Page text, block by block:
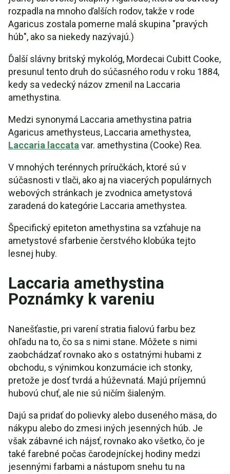
rozpadla na mnoho ďalších rodov, takže v rode
Agaricus zostala pomerne malá skupina "pravých
húb", ako sa niekedy nazývajú.)
Ďalší slávny britský mykológ, Mordecai Cubitt Cooke,
presunul tento druh do súčasného rodu v roku 1884,
kedy sa vedecký názov zmenil na Laccaria
amethystina.
Medzi synonymá Laccaria amethystina patria
Agaricus amethysteus, Laccaria amethystea,
Laccaria laccata var. amethystina (Cooke) Rea.
V mnohých terénnych príručkách, ktoré sú v
súčasnosti v tlači, ako aj na viacerých populárnych
webových stránkach je zvodnica ametystová
zaradená do kategórie Laccaria amethystea.
Špecifický epiteton amethystina sa vzťahuje na
ametystové sfarbenie čerstvého klobúka tejto
lesnej huby.
Laccaria amethystina
Poznámky k vareniu
Nanešťastie, pri varení stratia fialovú farbu bez
ohľadu na to, čo sa s nimi stane. Môžete s nimi
zaobchádzať rovnako ako s ostatnými hubami z
obchodu, s výnimkou konzumácie ich stonky,
pretože je dosť tvrdá a húževnatá. Majú príjemnú
hubovú chuť, ale nie sú ničím šialeným.
Dajú sa pridať do polievky alebo duseného mäsa, do
nákypu alebo do zmesi iných jesenných húb. Je
však zábavné ich nájsť, rovnako ako všetko, čo je
také farebné počas čarodejníckej hodiny medzi
jesennými farbami a nástupom snehu tu na